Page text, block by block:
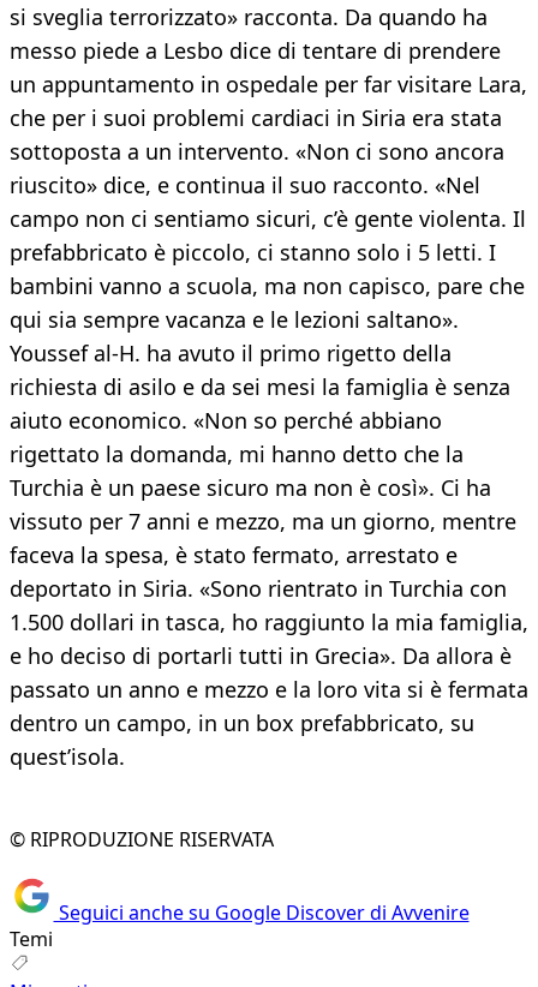
si sveglia terrorizzato» racconta. Da quando ha
messo piede a Lesbo dice di tentare di prendere
un appuntamento in ospedale per far visitare Lara,
che per i suoi problemi cardiaci in Siria era stata
sottoposta a un intervento. «Non ci sono ancora
riuscito» dice, e continua il suo racconto. «Nel
campo non ci sentiamo sicuri, c’è gente violenta. Il
prefabbricato è piccolo, ci stanno solo i 5 letti. I
bambini vanno a scuola, ma non capisco, pare che
qui sia sempre vacanza e le lezioni saltano».
Youssef al-H. ha avuto il primo rigetto della
richiesta di asilo e da sei mesi la famiglia è senza
aiuto economico. «Non so perché abbiano
rigettato la domanda, mi hanno detto che la
Turchia è un paese sicuro ma non è così». Ci ha
vissuto per 7 anni e mezzo, ma un giorno, mentre
faceva la spesa, è stato fermato, arrestato e
deportato in Siria. «Sono rientrato in Turchia con
1.500 dollari in tasca, ho raggiunto la mia famiglia,
e ho deciso di portarli tutti in Grecia». Da allora è
passato un anno e mezzo e la loro vita si è fermata
dentro un campo, in un box prefabbricato, su
quest’isola.
© RIPRODUZIONE RISERVATA
Seguici anche su Google Discover di Avvenire
Temi